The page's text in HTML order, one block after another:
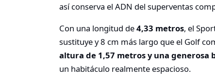
así conserva el ADN del superventas
Con una longitud de4,33 metros, el
sustituye y 8 cm más largo que el Golf
altura de 1,57 metros y una generosa
un habitáculo realmente espacioso.